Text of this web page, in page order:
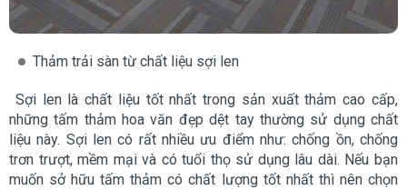
Thảm trải sàn từ chất liệu sợi len
Sợi len là chất liệu tốt nhất trong sản xuất thảm cao cấp,
những tấm thảm hoa văn đẹp dệt tay thường sử dụng chất
liệu này. Sợi len có rất nhiều ưu điểm như: chống ồn, chống
trơn trượt, mềm mại và có tuổi thọ sử dụng lâu dài. Nếu bạn
muốn sở hữu tấm thảm có chất lượng tốt nhất thì nên chọn